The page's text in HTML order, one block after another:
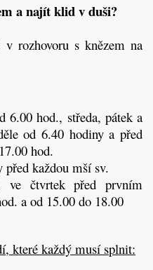
a najít klid v duši?
rozhovoru s knězem na
6.00 hod., středa, pátek a
od 6.40 hodiny a před
hod.
každou mší sv.
ve čtvrtek před prvním
a od 15.00 do 18.00
které každý musí splnit: